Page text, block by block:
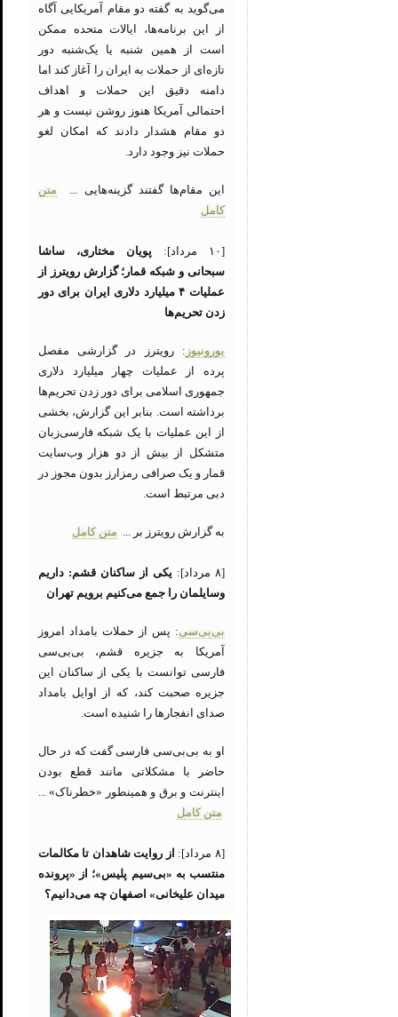
می‌گوید به گفته دو مقام آمریکایی آگاه
از این برنامه‌ها، ایالات متحده ممکن
است از همین شنبه یا یک‌شنبه دور
تازه‌ای از حملات به ایران را آغاز کند اما
دامنه دقیق این حملات و اهداف
احتمالی آمریکا هنوز روشن نیست و هر
دو مقام هشدار دادند که امکان لغو
حملات نیز وجود دارد.
این مقام‌ها گفتند گزینه‌هایی ... متن
کامل
[۱۰ مرداد]:
پویان مختاری، ساشا
سبحانی و شبکه قمار؛ گزارش رویترز از
عملیات ۴ میلیارد دلاری ایران برای دور
زدن تحریم‌ها
یورونیوز : رویترز در گزارشی مفصل
پرده از عملیات چهار میلیارد دلاری
جمهوری اسلامی برای دور زدن تحریم‌ها
برداشته است. بنابر این گزارش، بخشی
از این عملیات با یک شبکه فارسی‌زبان
متشکل از بیش از دو هزار وب‌سایت‌
قمار و یک صرافی رمزارز بدون مجوز در
دبی مرتبط است.
به گزارش رویترز بر ... متن کامل
[۸ مرداد]:
یکی از ساکنان قشم: داریم
وسایلمان را جمع می‌کنیم برویم تهران
بی‌بی‌سی: پس از حملات بامداد امروز
آمریکا به جزیره قشم، بی‌بی‌سی
فارسی توانست با یکی از ساکنان این
جزیره صحبت کند، که از اوایل بامداد
صدای انفجارها را شنیده است.
او به بی‌بی‌سی فارسی گفت که در حال
حاضر با مشکلاتی مانند قطع بودن
اینترنت و برق و همینطور «خطرناک» ...
متن کامل
[۸ مرداد]:
از روایت شاهدان تا مکالمات
منتسب به «بی‌سیم پلیس»؛ از «پرونده
میدان علیخانی» اصفهان چه می‌دانیم؟